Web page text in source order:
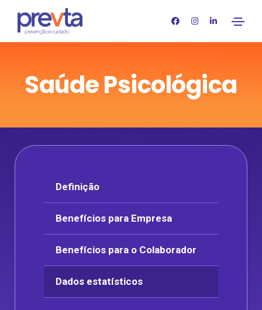
Saúde Psicológica
Definição
Benefícios para Empresa
Benefícios para o Colaborador
Dados estatísticos